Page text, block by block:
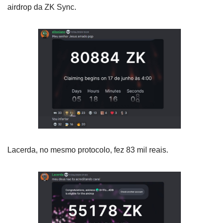
airdrop da ZK Sync.
Lacerda, no mesmo protocolo, fez 83 mil reais.